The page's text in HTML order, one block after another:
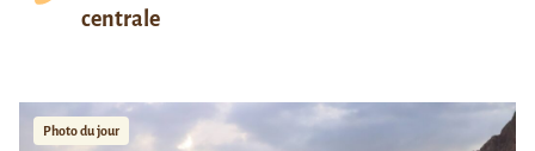
centrale
Photo du jour